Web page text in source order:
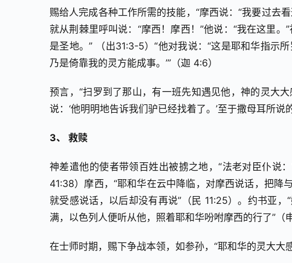
赐给人完成各种工作所需的技能，“摩西说：“我要过去
就从荆棘里呼叫说：“摩西！摩西！”他说：“我在这里
是圣地。” （出31:3-5）“他对我说：“这是耶和华指示
乃是倚靠我的灵方能成事。’”（迦 4:6）
预言，“扫罗到了那山，有一班先知遇见他，神的灵大
说：‘他明明地告诉我们驴已经找着了。’至于撒母耳所说
3、 救赎
神差遣他的使者带领百姓出被掳之地，“法老对臣仆说
41:38）摩西，“耶和华在云中降临，对摩西说话，把降
就受感说话，以后却没有再说”（民 11:25）。约书亚
满，以色列人便听从他，照着耶和华吩咐摩西的行了”（
在士师时期，赐下争战本领，如参孙，“耶和华的灵大大